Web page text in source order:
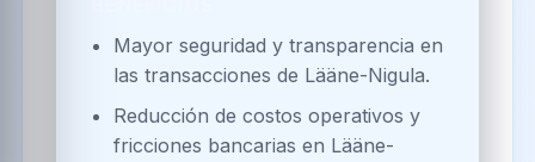
Mayor seguridad y transparencia en
las transacciones de Lääne-Nigula.
Reducción de costos operativos y
fricciones bancarias en Lääne-